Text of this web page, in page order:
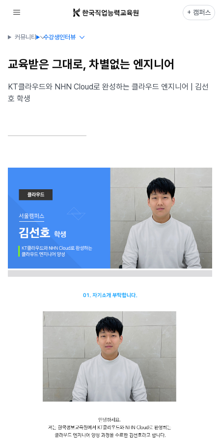
+ 캠퍼스
커뮤니티 수강생인터뷰
교육받은 그대로, 차별없는 엔지니어
KT클라우드와 NHN Cloud로 완성하는 클라우드 엔지니어 | 김선
호 학생